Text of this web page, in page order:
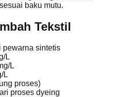
baku mutu.
Tekstil
pewarna sintetis
L
L
L
proses)
proses dyeing